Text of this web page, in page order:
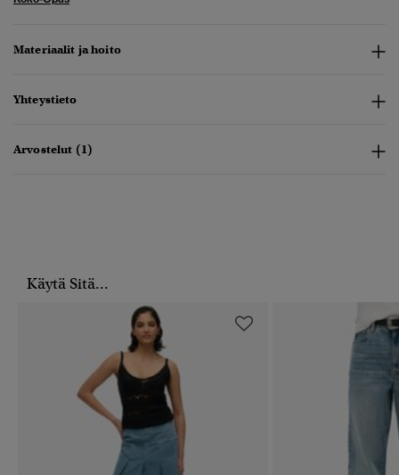
Materiaalit ja hoito
Yhteystieto
Arvostelut (1)
Käytä Sitä...